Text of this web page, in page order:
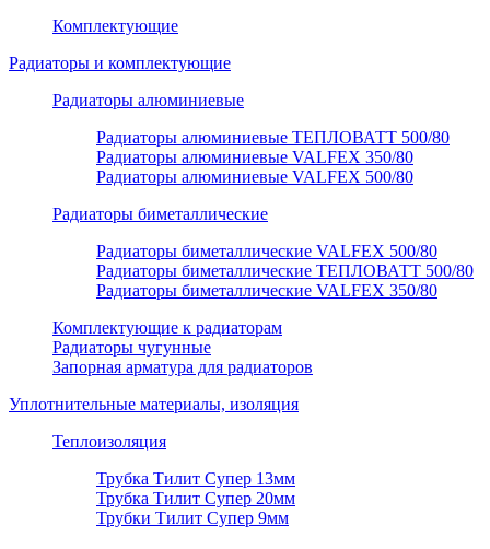
Комплектующие
Радиаторы и комплектующие
Радиаторы алюминиевые
Радиаторы алюминиевые ТЕПЛОВАТТ 500/80
Радиаторы алюминиевые VALFEX 350/80
Радиаторы алюминиевые VALFEX 500/80
Радиаторы биметаллические
Радиаторы биметаллические VALFEX 500/80
Радиаторы биметаллические ТЕПЛОВАТТ 500/80
Радиаторы биметаллические VALFEX 350/80
Комплектующие к радиаторам
Радиаторы чугунные
Запорная арматура для радиаторов
Уплотнительные материалы, изоляция
Теплоизоляция
Трубка Тилит Супер 13мм
Трубка Тилит Супер 20мм
Трубки Тилит Супер 9мм